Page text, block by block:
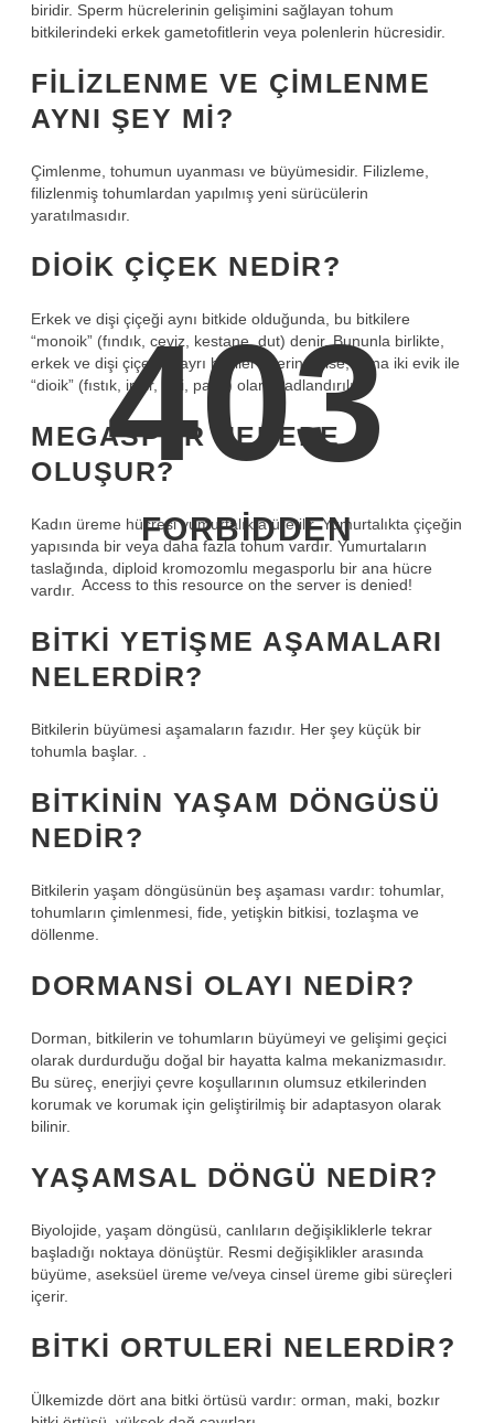
biridir. Sperm hücrelerinin gelişimini sağlayan tohum
bitkilerindeki erkek gametofitlerin veya polenlerin hücresidir.
FILIZLENME VE ÇIMLENME
AYNI ŞEY MI?
Çimlenme, tohumun uyanması ve büyümesidir. Filizleme,
filizlenmiş tohumlardan yapılmış yeni sürücülerin
yaratılmasıdır.
DIOIK ÇIÇEK NEDIR?
Erkek ve dişi çiçeği aynı bitkide olduğunda, bu bitkilere
“monoik” (fındık, ceviz, kestane, dut) denir. Bununla birlikte,
erkek ve dişi çiçekler ayrı bitkiler üzerinde ise, buna iki evik ile
“dioik” (fıstık, incir, kivi, palm) olarak adlandırılır.
MEGASPOR NEREDE
OLUŞUR?
Kadın üreme hücresi yumurtalıkta üretilir. Yumurtalıkta çiçeğin
yapısında bir veya daha fazla tohum vardır. Yumurtaların
taslağında, diploid kromozomlu megasporlu bir ana hücre
vardır.
BITKI YETIŞME AŞAMALARI
NELERDIR?
Bitkilerin büyümesi aşamaların fazıdır. Her şey küçük bir
tohumla başlar. .
BITKININ YAŞAM DÖNGÜSÜ
NEDIR?
Bitkilerin yaşam döngüsünün beş aşaması vardır: tohumlar,
tohumların çimlenmesi, fide, yetişkin bitkisi, tozlaşma ve
döllenme.
DORMANSI OLAYI NEDIR?
Dorman, bitkilerin ve tohumların büyümeyi ve gelişimi geçici
olarak durdurduğu doğal bir hayatta kalma mekanizmasıdır.
Bu süreç, enerjiyi çevre koşullarının olumsuz etkilerinden
korumak ve korumak için geliştirilmiş bir adaptasyon olarak
bilinir.
YAŞAMSAL DÖNGÜ NEDIR?
Biyolojide, yaşam döngüsü, canlıların değişikliklerle tekrar
başladığı noktaya dönüştür. Resmi değişiklikler arasında
büyüme, aseksüel üreme ve/veya cinsel üreme gibi süreçleri
içerir.
BITKI ORTULERI NELERDIR?
Ülkemizde dört ana bitki örtüsü vardır: orman, maki, bozkır
403
FORBIDDEN
Access to this resource on the server is denied!